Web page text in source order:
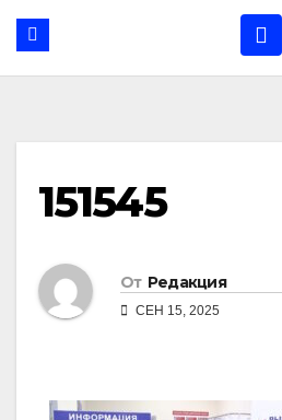
151545
От Редакция
СЕН 15, 2025